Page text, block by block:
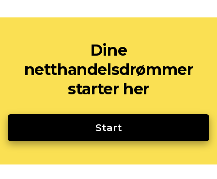
Dine
netthandelsdrømmer
starter her
Start